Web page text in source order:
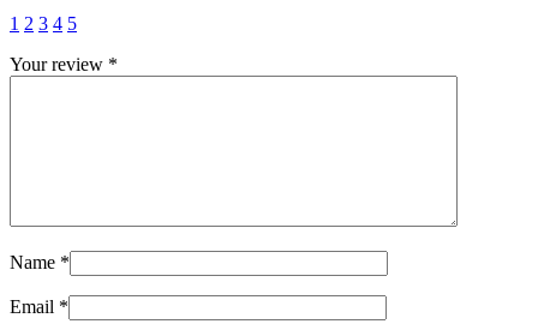
1 2 3 4 5
Your review *
Name *
Email *